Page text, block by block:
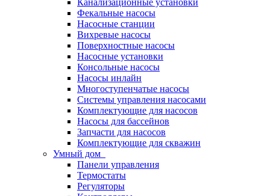
Канализационные установки
Фекальные насосы
Насосные станции
Вихревые насосы
Поверхностные насосы
Насосные установки
Консольные насосы
Насосы инлайн
Многоступенчатые насосы
Системы управления насосами
Комплектующие для насосов
Насосы для бассейнов
Запчасти для насосов
Комплектующие для скважин
Умный дом
Панели управления
Термостаты
Регуляторы